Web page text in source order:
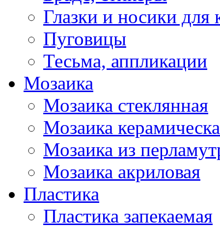
Глазки и носики для
Пуговицы
Тесьма, аппликации
Мозаика
Мозаика стеклянная
Мозаика
Мозаика из
Мозаика акриловая
Пластика
Пластика запекаемая